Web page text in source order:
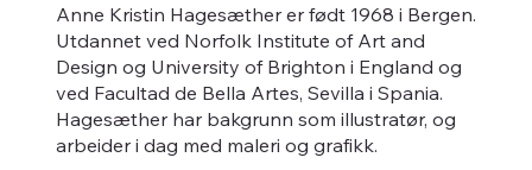
Anne Kristin Hagesæther er født 1968 i Bergen.
Utdannet ved Norfolk Institute of Art and
Design og University of Brighton i England og
ved Facultad de Bella Artes, Sevilla i Spania.
Hagesæther har bakgrunn som illustratør, og
arbeider i dag med maleri og grafikk.